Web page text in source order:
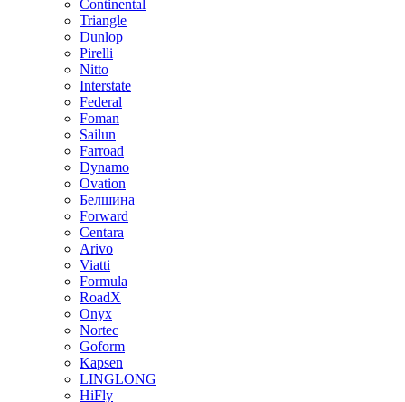
Continental
Triangle
Dunlop
Pirelli
Nitto
Interstate
Federal
Foman
Sailun
Farroad
Dynamo
Ovation
Белшина
Forward
Centara
Arivo
Viatti
Formula
RoadX
Onyx
Nortec
Goform
Kapsen
LINGLONG
HiFly